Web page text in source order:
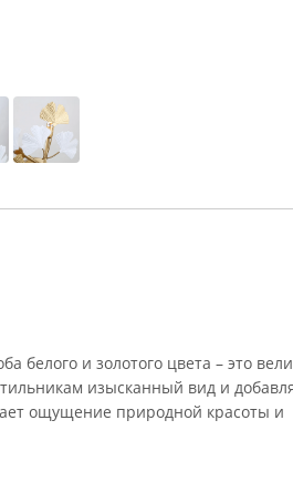
белого и золотого цвета – это
изысканный вид и
ощущение природной красоты и